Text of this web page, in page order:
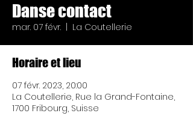
Danse contact
mar. 07 févr. La Coutellerie
Horaire et lieu
07 févr. 2023, 20:00
La Coutellerie, Rue la Grand-Fontaine,
1700 Fribourg, Suisse